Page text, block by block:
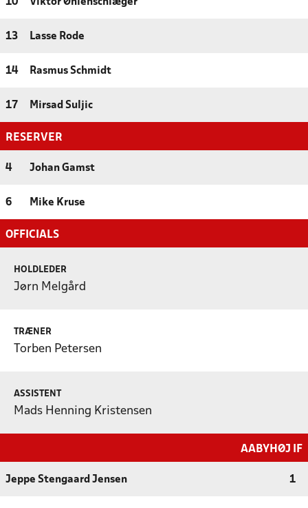
13 Lasse Rode
14 Rasmus Schmidt
17 Mirsad Suljic
RESERVER
4 Johan Gamst
6 Mike Kruse
OFFICIALS
HOLDLEDER
Jørn Melgård
TRÆNER
Torben Petersen
ASSISTENT
Mads Henning Kristensen
AABYHØJ IF
Jeppe Stengaard Jensen 1